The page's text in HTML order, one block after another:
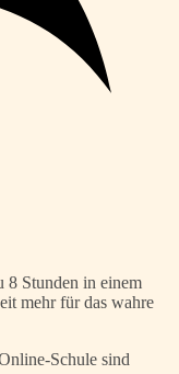
8 Stunden in einem
mehr für das wahre
Schule sind